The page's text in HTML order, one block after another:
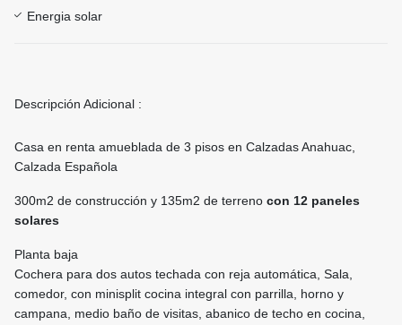
Energia solar
Descripción Adicional :
Casa en renta amueblada de 3 pisos en Calzadas Anahuac,
Calzada Española
300m2 de construcción y 135m2 de terreno con 12 paneles
solares
Planta baja
Cochera para dos autos techada con reja automática, Sala,
comedor, con minisplit cocina integral con parrilla, horno y
campana, medio baño de visitas, abanico de techo en cocina,